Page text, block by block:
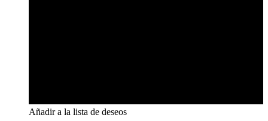
Añadir a la lista de deseos